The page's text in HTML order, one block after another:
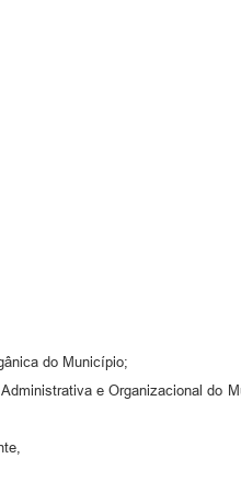
do Município;
e Organizacional do